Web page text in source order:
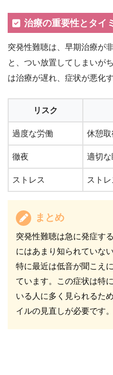
治療の重要性とタイ
突発性難聴は、早期治療が
と、つい放置してしまいが
は治療が遅れ、症状が悪化
リスク
過度な労働 休憩取
徹夜 適切
ストレス スト
まとめ
突発性難聴は急に発症す
にはあまり知られていな
特に最近は低音が聞こえ
ています。この症状は特
いる人に多く見られるた
イルの見直しが必要です。